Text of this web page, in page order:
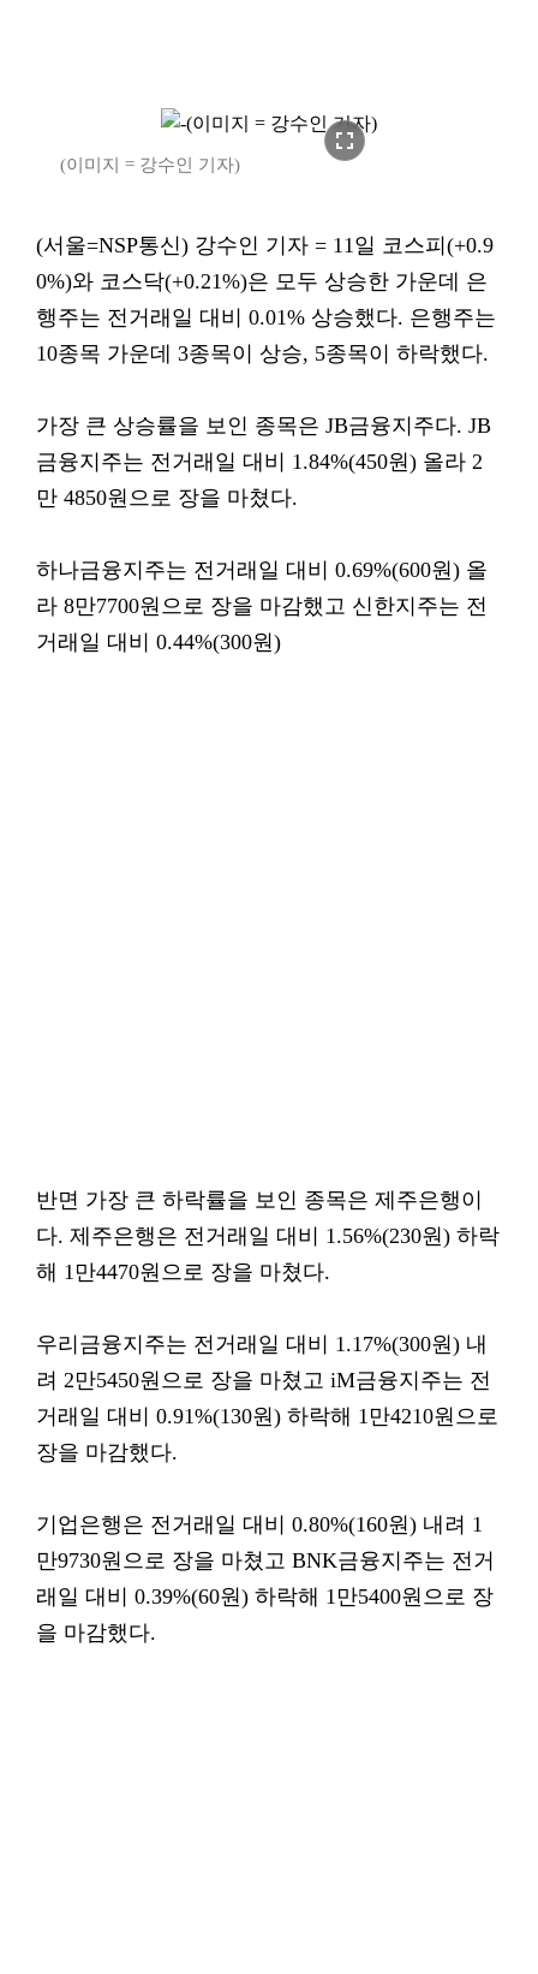
fullscreen
(이미지 = 강수인 기자)
(서울=NSP통신) 강수인 기자 = 11일 코스피(+0.9
0%)와 코스닥(+0.21%)은 모두 상승한 가운데 은
행주는 전거래일 대비 0.01% 상승했다. 은행주는
10종목 가운데 3종목이 상승, 5종목이 하락했다.
가장 큰 상승률을 보인 종목은 JB금융지주다. JB
금융지주는 전거래일 대비 1.84%(450원) 올라 2
만 4850원으로 장을 마쳤다.
하나금융지주는 전거래일 대비 0.69%(600원) 올
라 8만7700원으로 장을 마감했고 신한지주는 전
거래일 대비 0.44%(300원)
반면 가장 큰 하락률을 보인 종목은 제주은행이
다. 제주은행은 전거래일 대비 1.56%(230원) 하락
해 1만4470원으로 장을 마쳤다.
우리금융지주는 전거래일 대비 1.17%(300원) 내
려 2만5450원으로 장을 마쳤고 iM금융지주는 전
거래일 대비 0.91%(130원) 하락해 1만4210원으로
장을 마감했다.
기업은행은 전거래일 대비 0.80%(160원) 내려 1
만9730원으로 장을 마쳤고 BNK금융지주는 전거
래일 대비 0.39%(60원) 하락해 1만5400원으로 장
을 마감했다.